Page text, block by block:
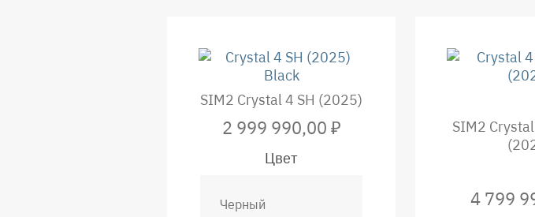
SIM2 Crystal 4 SH (2025)
2 999 990,00 ₽
Цвет
SIM2
4 799